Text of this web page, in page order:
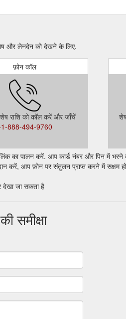
और लेनदेन को देखने के लिए.
फ़ोन कॉल
शेष राशि को कॉल करें और जाँचें
888-494-9760
का पालन करें. आप कार्ड नंबर और पिन में
करें, आप फ़ोन पर संतुलन प्राप्त करने में सक्षम
देखा जा सकता है
समीक्षा